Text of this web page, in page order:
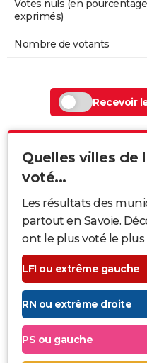
Votes nuls (en
exprimés)
Nombre de votants
Recevoir
Quelles villes de
voté...
Les résultats des
partout en Savoie.
ont le plus voté le plus
LFI ou extrême gauche
RN ou extrême droite
PS ou gauche